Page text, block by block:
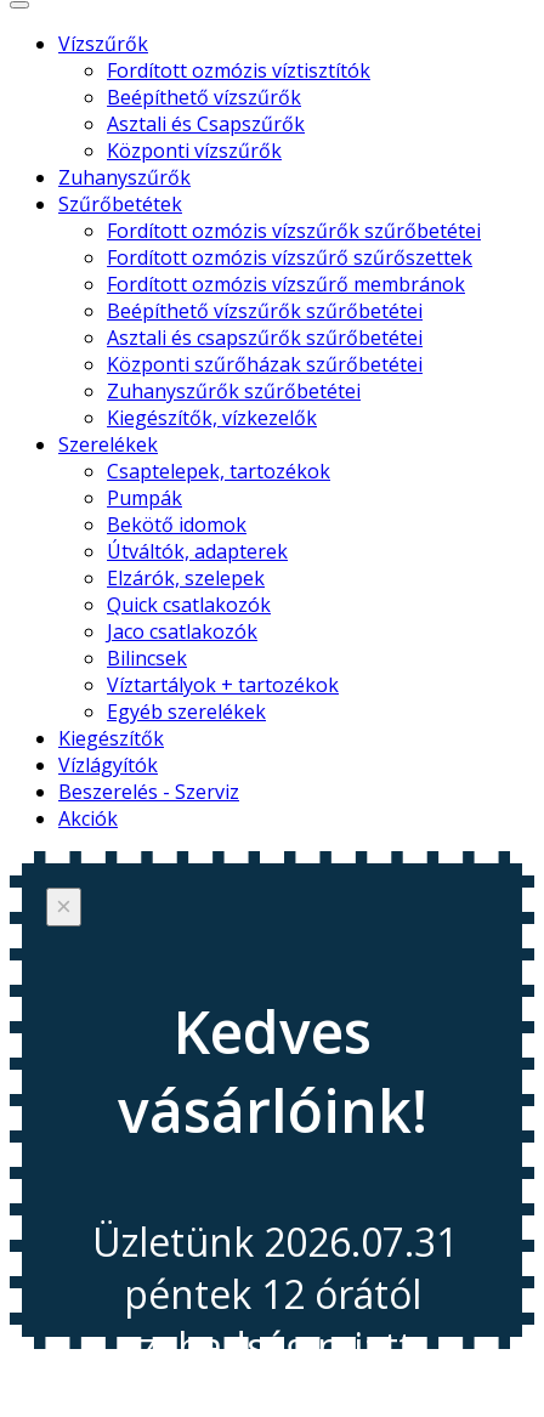
Vízszűrők
Fordított ozmózis víztisztítók
Beépíthető vízszűrők
Asztali és Csapszűrők
Központi vízszűrők
Zuhanyszűrők
Szűrőbetétek
Fordított ozmózis vízszűrők szűrőbetétei
Fordított ozmózis vízszűrő szűrőszettek
Fordított ozmózis vízszűrő membránok
Beépíthető vízszűrők szűrőbetétei
Asztali és csapszűrők szűrőbetétei
Központi szűrőházak szűrőbetétei
Zuhanyszűrők szűrőbetétei
Kiegészítők, vízkezelők
Szerelékek
Csaptelepek, tartozékok
Pumpák
Bekötő idomok
Útváltók, adapterek
Elzárók, szelepek
Quick csatlakozók
Jaco csatlakozók
Bilincsek
Víztartályok + tartozékok
Egyéb szerelékek
Kiegészítők
Vízlágyítók
Beszerelés - Szerviz
Akciók
×
Kedves
vásárlóink!
Üzletünk 2026.07.31
péntek 12 órától
szabadság miatt